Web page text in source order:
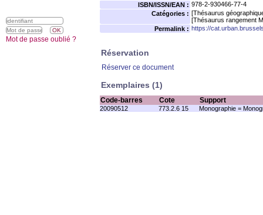
ISBN/ISSN/EAN : 978-2-930466-77-4
Catégories : [Thésaurus
[Thésaurus rangement
Permalink : https://
Réservation
Réserver ce document
Exemplaires (1)
Code-barres Cote Support
20090512 773.2.6 15 Monographie =
Mot de passe oublié ?